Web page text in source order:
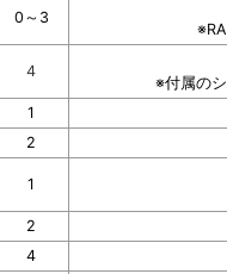
0～3
4
※付属の
1
2
1
2
4